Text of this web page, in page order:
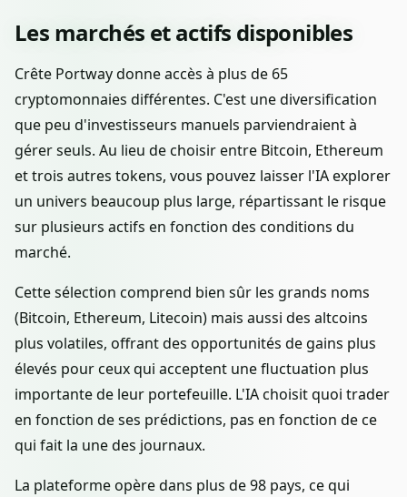
Les marchés et actifs disponibles
Crête Portway donne accès à plus de 65
cryptomonnaies différentes. C'est une diversification
que peu d'investisseurs manuels parviendraient à
gérer seuls. Au lieu de choisir entre Bitcoin, Ethereum
et trois autres tokens, vous pouvez laisser l'IA explorer
un univers beaucoup plus large, répartissant le risque
sur plusieurs actifs en fonction des conditions du
marché.
Cette sélection comprend bien sûr les grands noms
(Bitcoin, Ethereum, Litecoin) mais aussi des altcoins
plus volatiles, offrant des opportunités de gains plus
élevés pour ceux qui acceptent une fluctuation plus
importante de leur portefeuille. L'IA choisit quoi trader
en fonction de ses prédictions, pas en fonction de ce
qui fait la une des journaux.
La plateforme opère dans plus de 98 pays, ce qui